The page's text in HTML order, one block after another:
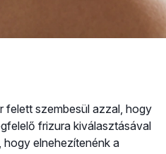
felett szembesül azzal, hogy
frizura kiválasztásával
elnehezítenénk a